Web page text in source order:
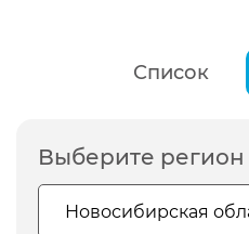
Список
Выберите регион